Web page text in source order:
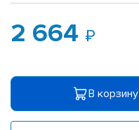
2 664
В корзину